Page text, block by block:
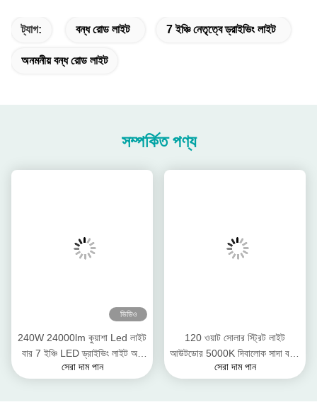
ট্যাগ: বন্ধ রোড লাইট 7 ইঞ্চি নেতৃত্বে ড্রাইভিং লাইট
অনমনীয় বন্ধ রোড লাইট
সম্পর্কিত পণ্য
ভিডিও
240W 24000lm কুয়াশা Led লাইট
বার 7 ইঞ্চি LED ড্রাইভিং লাইট অফ
রোড জলরোধী
সেরা দাম পান
120 ওয়াট সোলার স্ট্রিট লাইট
আউটডোর 5000K দিবালোক সাদা বন্যা
সহ্য ক্ষমতা IP65 জলরোধী
সেরা দাম পান